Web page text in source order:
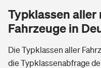
Typklassen
Fahrzeuge in
Die Typklassen aller
die Typklassenabfrage